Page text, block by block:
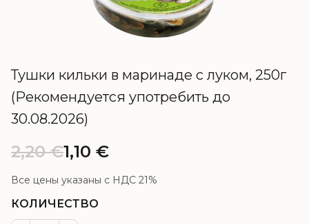
Тушки кильки в маринаде с луком, 250г
(Рекомендуется употребить до
30.08.2026)
2,20€1,10 €
Все цены указаны с НДС 21%
КОЛИЧЕСТВО